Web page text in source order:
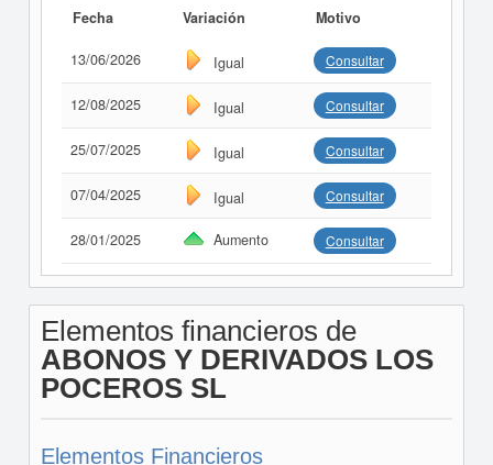
Fecha Variación Motivo
13/06/2026 Igual Consultar
12/08/2025 Igual Consultar
25/07/2025 Igual Consultar
07/04/2025 Igual Consultar
28/01/2025 Aumento Consultar
Elementos financieros de
ABONOS Y DERIVADOS LOS
POCEROS SL
Elementos Financieros